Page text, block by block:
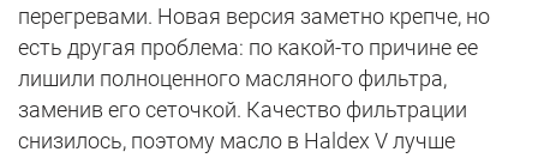
перегревами. Новая версия заметно крепче, но
есть другая проблема: по какой-то причине ее
лишили полноценного масляного фильтра,
заменив его сеточкой. Качество фильтрации
снизилось, поэтому масло в Haldex V лучше